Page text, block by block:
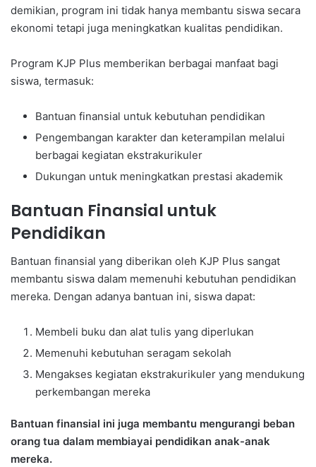
demikian, program ini tidak hanya membantu siswa secara
ekonomi tetapi juga meningkatkan kualitas pendidikan.
Program KJP Plus memberikan berbagai manfaat bagi
siswa, termasuk:
Bantuan finansial untuk kebutuhan pendidikan
Pengembangan karakter dan keterampilan melalui
berbagai kegiatan ekstrakurikuler
Dukungan untuk meningkatkan prestasi akademik
Bantuan Finansial untuk
Pendidikan
Bantuan finansial yang diberikan oleh KJP Plus sangat
membantu siswa dalam memenuhi kebutuhan pendidikan
mereka. Dengan adanya bantuan ini, siswa dapat:
Membeli buku dan alat tulis yang diperlukan
Memenuhi kebutuhan seragam sekolah
Mengakses kegiatan ekstrakurikuler yang mendukung
perkembangan mereka
Bantuan finansial ini juga membantu mengurangi beban
orang tua dalam membiayai pendidikan anak-anak
mereka.